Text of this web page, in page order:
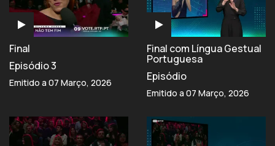
Final
Episódio 3
Emitido a 07 Março, 2026
Final com Língua Gestual
Portuguesa
Episódio
Emitido a 07 Março, 2026